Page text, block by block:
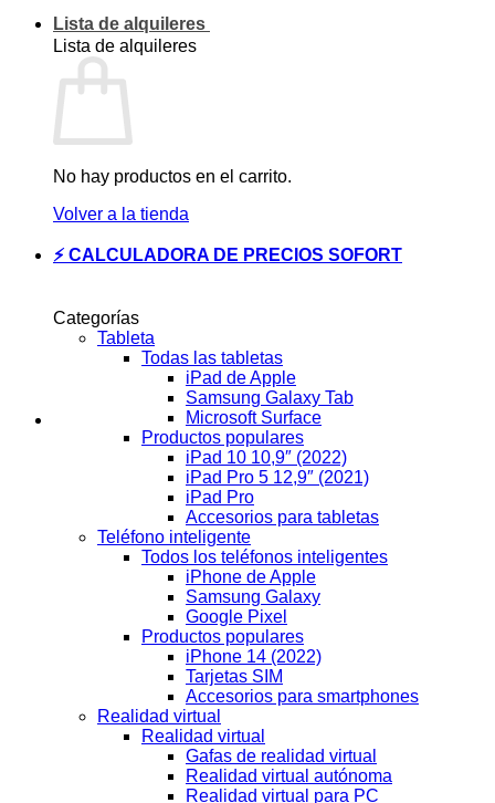
Lista de alquileres
Lista de alquileres
No hay productos en el carrito.
Volver a la tienda
⚡ CALCULADORA DE PRECIOS SOFORT
Categorías
Tableta
Todas las tabletas
iPad de Apple
Samsung Galaxy Tab
Microsoft Surface
Productos populares
iPad 10 10,9″ (2022)
iPad Pro 5 12,9″ (2021)
iPad Pro
Accesorios para tabletas
Teléfono inteligente
Todos los teléfonos inteligentes
iPhone de Apple
Samsung Galaxy
Google Pixel
Productos populares
iPhone 14 (2022)
Tarjetas SIM
Accesorios para smartphones
Realidad virtual
Realidad virtual
Gafas de realidad virtual
Realidad virtual autónoma
Realidad virtual para PC